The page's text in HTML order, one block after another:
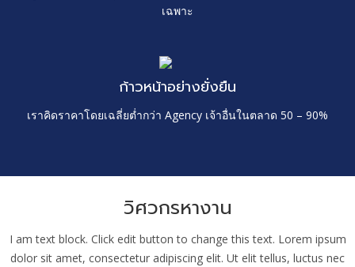
เฉพาะ
ก้าวหน้าอย่างยั่งยืน
เราคิดราคาโดยเฉลี่ยต่ำกว่า Agency เจ้าอื่นในตลาด 50 – 90%
วิศวกรหางาน
I am text block. Click edit button to change this text. Lorem ipsum
dolor sit amet, consectetur adipiscing elit. Ut elit tellus, luctus nec